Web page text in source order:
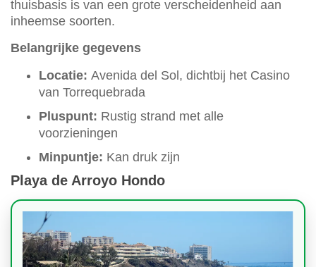
thuisbasis is van een grote verscheidenheid aan
inheemse soorten.
Belangrijke gegevens
Locatie: Avenida del Sol, dichtbij het Casino
van Torrequebrada
Pluspunt: Rustig strand met alle
voorzieningen
Minpuntje: Kan druk zijn
Playa de Arroyo Hondo